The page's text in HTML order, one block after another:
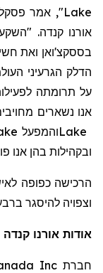
Lake
", אמר
אורנו קנדה.
בססקצ'ואן ואת
הדלק הגרעיני
על תרומתה
אנו נשארים
Lakeוהמפעל
ובקהילות בהן אנו
הרכישה כפופה
וצפויה להיסגר
אודות אורנו קנדה
חברת Inc